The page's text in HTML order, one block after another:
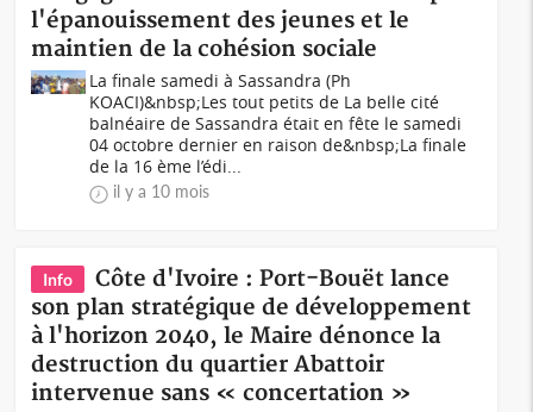
l'épanouissement des jeunes et le
maintien de la cohésion sociale
La finale samedi à Sassandra (Ph
KOACI)&nbsp;Les tout petits de La belle cité
balnéaire de Sassandra était en fête le samedi
04 octobre dernier en raison de&nbsp;La finale
de la 16 ème l’édi...
il y a 10 mois
Info
Côte d'Ivoire : Port-Bouët lance
son plan stratégique de développement
à l'horizon 2040, le Maire dénonce la
destruction du quartier Abattoir
intervenue sans « concertation »